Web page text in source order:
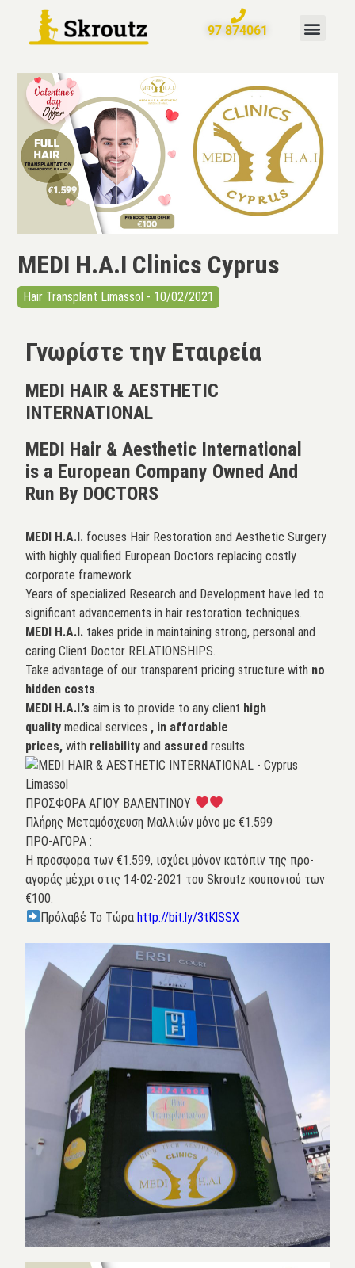
97 874061
MEDI H.A.I Clinics Cyprus
Hair Transplant Limassol - 10/02/2021
Γνωρίστε την Εταιρεία
MEDI HAIR & AESTHETIC
INTERNATIONAL
MEDI Hair & Aesthetic International
is a European Company Owned And
Run By DOCTORS
MEDI H.A.I. focuses Hair Restoration and Aesthetic Surgery
with highly qualified European Doctors replacing costly
corporate framework .
Years of specialized Research and Development have led to
significant advancements in hair restoration techniques.
MEDI H.A.I. takes pride in maintaining strong, personal and
caring Client Doctor RELATIONSHIPS.
Take advantage of our transparent pricing structure with no
hidden costs.
MEDI H.A.I.’saim is to provide to any client high
qualitymedical services , in affordable
prices,with reliabilityand assured results.
ΠΡΟΣΦΟΡΑ ΑΓΙΟΥ ΒΑΛΕΝΤΙΝΟΥ
Πλήρης Μεταμόσχευση Μαλλιών μόνο με €1.599
ΠΡΟ-ΑΓΟΡΑ :
Η προσφορα των €1.599, ισχύει μόνον κατόπιν της προ-
αγοράς μέχρι στις 14-02-2021 του Skroutz κουπονιού των
€100.
Πρόλαβέ Το Τώρα http://bit.ly/3tKlSSX